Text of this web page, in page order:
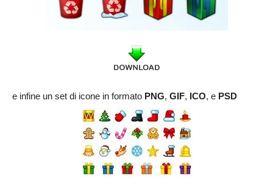
e infine un set di icone in formato PNG, GIF, ICO, e PSD